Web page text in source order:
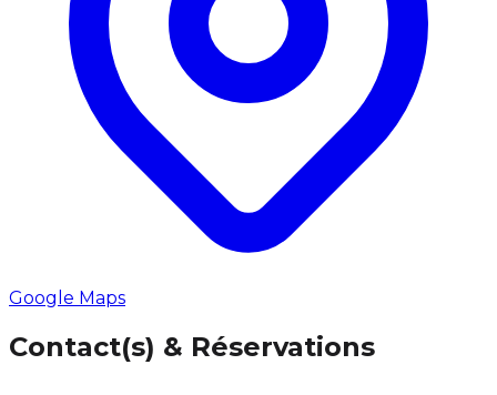
Google Maps
Contact(s) & Réservations